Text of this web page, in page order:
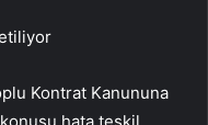
Kontrat Kanununa